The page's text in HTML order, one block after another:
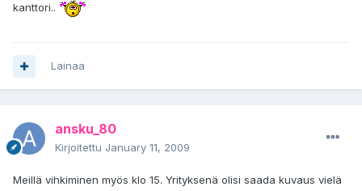
kanttori..
Lainaa
ansku_80
Kirjoitettu January 11, 2009
Meillä vihkiminen myös klo 15. Yrityksenä olisi saada kuvaus vielä